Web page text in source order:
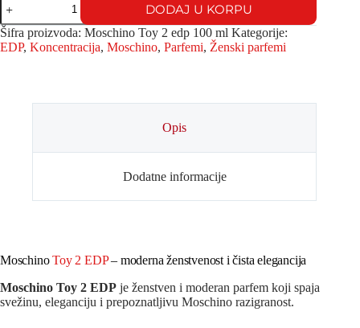
DODAJ U KORPU
Šifra proizvoda: Moschino Toy 2 edp 100 ml Kategorije:
EDP, Koncentracija, Moschino, Parfemi, Ženski parfemi
Opis
Dodatne informacije
MoschinoToy 2 EDP– moderna ženstvenost i čista elegancija
Moschino Toy 2 EDP je ženstven i moderan parfem koji spaja
svežinu, eleganciju i prepoznatljivu Moschino razigranost.